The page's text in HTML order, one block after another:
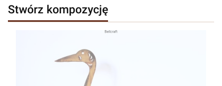
Stwórz kompozycję